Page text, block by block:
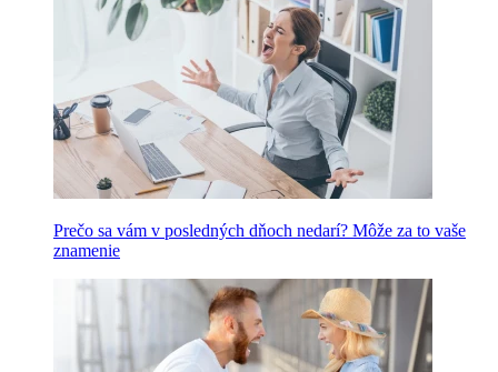
Prečo sa vám v posledných dňoch nedarí? Môže za to vaše
znamenie